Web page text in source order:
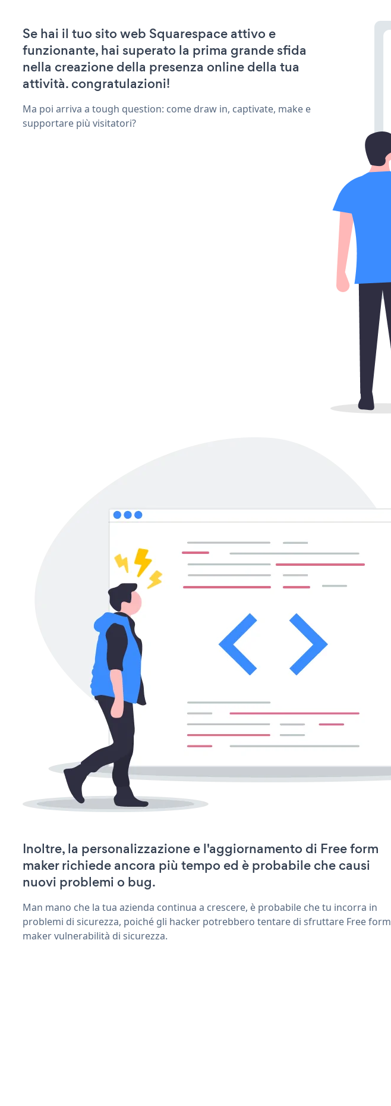
Se hai il tuo sito web Squarespace attivo e
funzionante, hai superato la prima grande sfida
nella creazione della presenza online della tua
attività. congratulazioni!
Ma poi arriva a tough question: come draw in, captivate, make e
supportare più visitatori?
Inoltre, la personalizzazione e l'aggiornamento di Free form
maker richiede ancora più tempo ed è probabile che causi
nuovi problemi o bug.
Man mano che la tua azienda continua a crescere, è probabile che tu incorra in
problemi di sicurezza, poiché gli hacker potrebbero tentare di sfruttare Free form
maker vulnerabilità di sicurezza.